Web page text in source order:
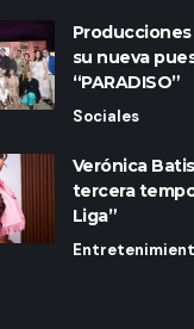
Producciones
su nueva
“PARADISO”
Sociales
Verónica
tercera
Liga”